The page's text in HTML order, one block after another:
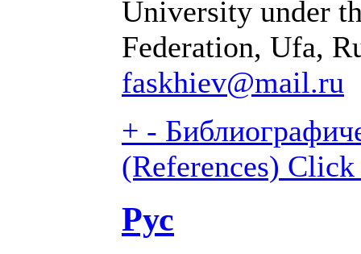
University under
Federation, Ufa,
faskhiev@mail.ru
+ -
(References) Click
Рус